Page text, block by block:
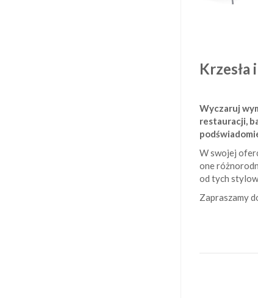
Krzesła
Wyczaruj
restauracji,
W swojej
one
od tych
Zapraszamy